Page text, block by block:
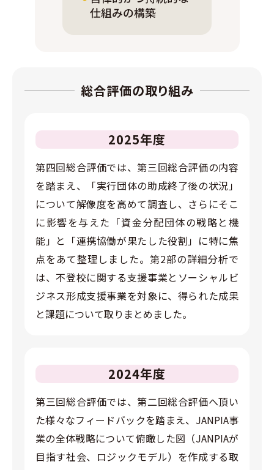
総合評価の取り組み
2025年度
第四回総合評価では、第三回総合評価の内容
を踏まえ、「実行団体の助成終了後の状況」
について解像度を高めて調査し、さらにそこ
に影響を与えた「資金分配団体の戦略と機
能」と「連携協働が果たした役割」に特に焦
点をあて整理しました。第2部の詳細分析で
は、不登校に関する支援事業とソーシャルビ
ジネス形成支援事業を対象に、得られた成果
と課題について取りまとめました。
2024年度
第三回総合評価では、第二回総合評価へ頂い
た様々なフィードバックを踏まえ、JANPIA事
業の全体戦略について俯瞰した図（JANPIAが
目指す社会、ロジックモデル）を作成する取